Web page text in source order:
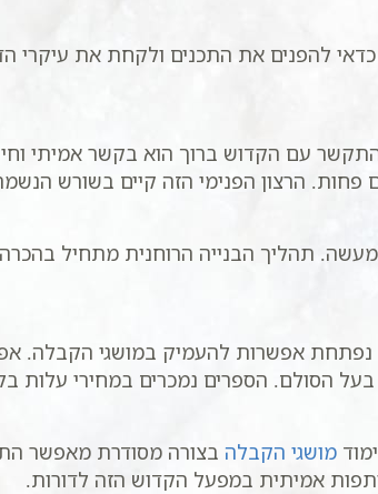
להפנים את התכנים ולקחת את עיקרי
עם הקדוש ברוך הוא בקשר אמיתי
פחות. הרצון הפנימי הזה קיים בשורש
תהליך הבנייה הרוחנית מתחיל בהכרה
בשיעורים החיים נפתחת אפשרות להעמיק במושגי הקבלה.
הסולם. הספרים נמכרים במחירי עלות
מושגי הקבלה בצורה מסודרת מאפשר
אמיתית במפעל הקדוש הזה לדורות.